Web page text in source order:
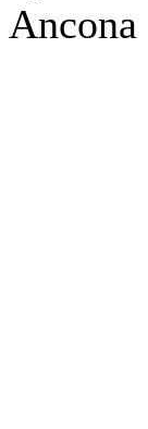
Ancona